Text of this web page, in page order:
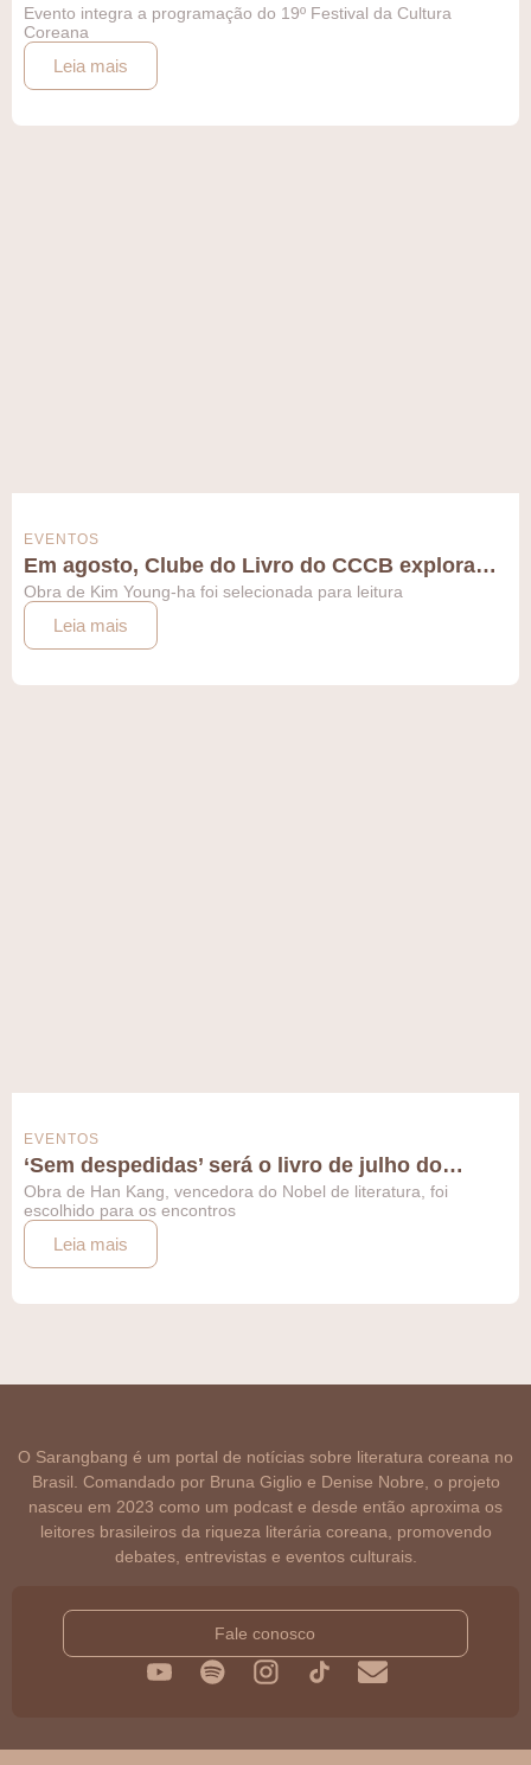
Evento integra a programação do 19º Festival da Cultura
Coreana
Leia mais
EVENTOS
Em agosto, Clube do Livro do CCCB explora…
Obra de Kim Young-ha foi selecionada para leitura
Leia mais
EVENTOS
‘Sem despedidas’ será o livro de julho do…
Obra de Han Kang, vencedora do Nobel de literatura, foi
escolhido para os encontros
Leia mais
O Sarangbang é um portal de notícias sobre literatura coreana no
Brasil. Comandado por Bruna Giglio e Denise Nobre, o projeto
nasceu em 2023 como um podcast e desde então aproxima os
leitores brasileiros da riqueza literária coreana, promovendo
debates, entrevistas e eventos culturais.
Fale conosco